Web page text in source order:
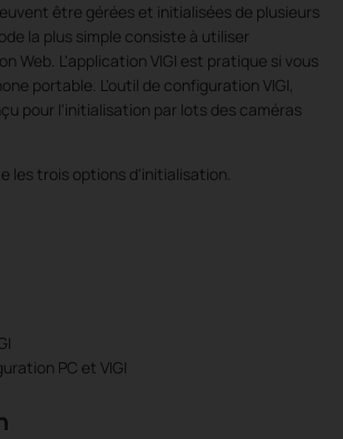
être gérées et initialisées de plusieurs
la plus simple consiste à utiliser
Web. L'application VIGI est pratique si vous
portable. L'outil de configuration VIGI,
pour l'initialisation par lots des caméras
les trois options d'initialisation.
PC et VIGI